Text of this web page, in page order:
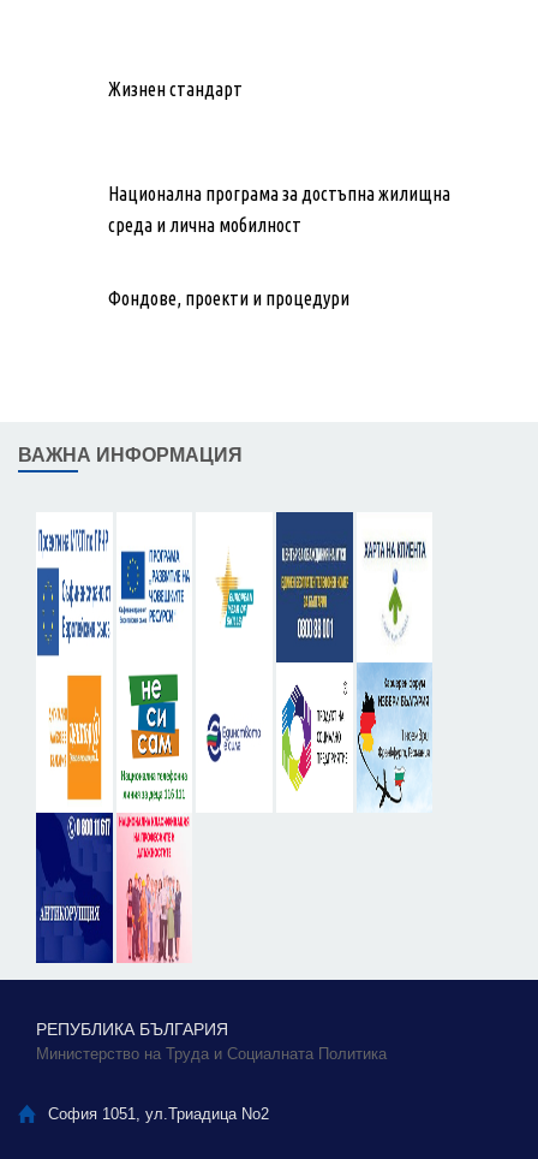
Жизнен стандарт
Национална програма за достъпна жилищна
среда и лична мобилност
Фондове, проекти и процедури
ВАЖНА ИНФОРМАЦИЯ
РЕПУБЛИКА БЪЛГАРИЯ
Министерство на Труда и Социалната Политика
София 1051, ул.Триадица No2